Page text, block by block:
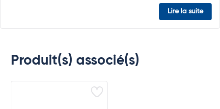
Lire la suite
Produit(s) associé(s)